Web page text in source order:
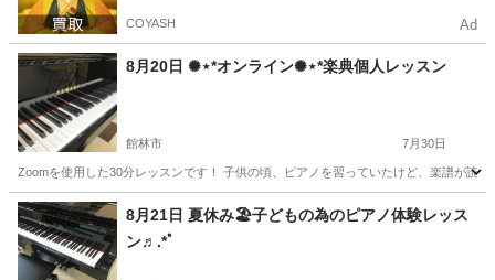
COYASH Ad
8月20日 ✺⋆*オンライン✺⋆*楽典個人レッスン
館林市 7月30日
Zoomを使用した30分レッスンです！ 子供の頃、ピアノを習っていたけど、楽譜が読
群馬 館林市 その他 オカリナ
8月21日 夏休み🏖子どもの為のピアノ体験レッス
ン♬.*ﾟ